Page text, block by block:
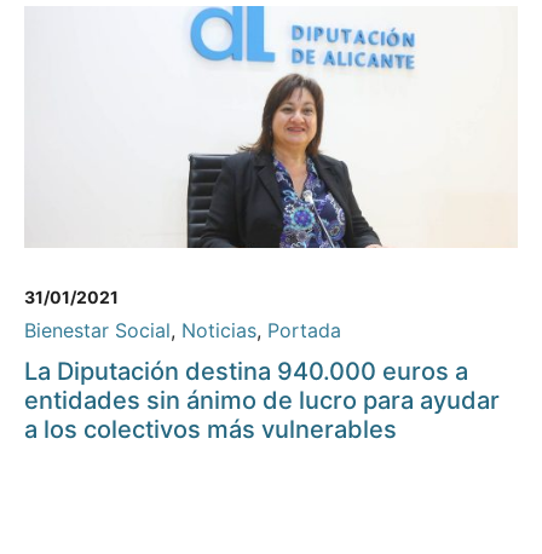
31/01/2021
Bienestar Social, Noticias, Portada
La Diputación destina 940.000 euros a
entidades sin ánimo de lucro para ayudar
a los colectivos más vulnerables